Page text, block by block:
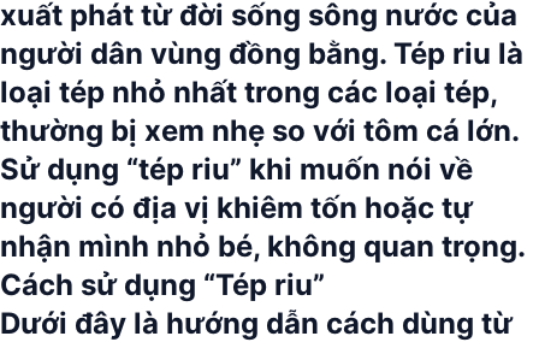
xuất phát từ đời sống sông nước của
người dân vùng đồng bằng. Tép riu là
loại tép nhỏ nhất trong các loại tép,
thường bị xem nhẹ so với tôm cá lớn.
Sử dụng “tép riu” khi muốn nói về
người có địa vị khiêm tốn hoặc tự
nhận mình nhỏ bé, không quan trọng.
Cách sử dụng “Tép riu”
Dưới đây là hướng dẫn cách dùng từ